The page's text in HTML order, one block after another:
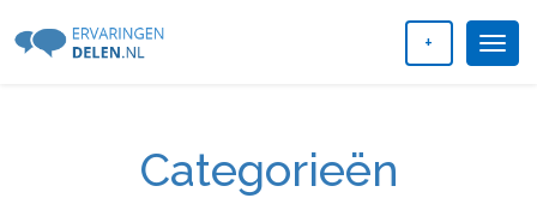
+
Categorieën